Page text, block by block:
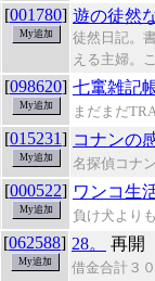
[001780] 遊の徒然
徒然日記。
える主婦。
[098620] 七竃雑記
まだまだ
[015231] コナンの
名探偵コナ
[000522] ワンコ生
負け犬より
[062588] 28。 再開
借金合計３